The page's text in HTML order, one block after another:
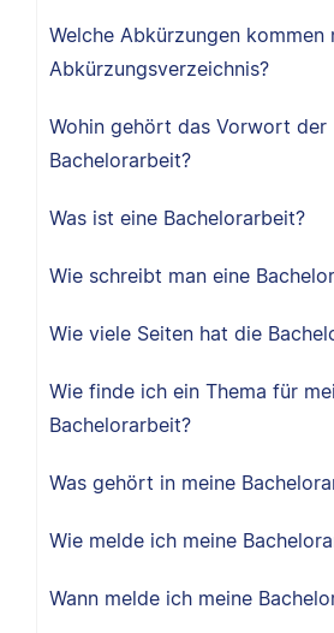
Welche Abkürzungen kommen
Abkürzungsverzeichnis?
Wohin gehört das Vorwort der
Bachelorarbeit?
Was ist eine Bachelorarbeit?
Wie schreibt man eine
Wie viele Seiten hat die
Wie finde ich ein Thema für
Bachelorarbeit?
Was gehört in meine
Wie melde ich meine
Wann melde ich meine